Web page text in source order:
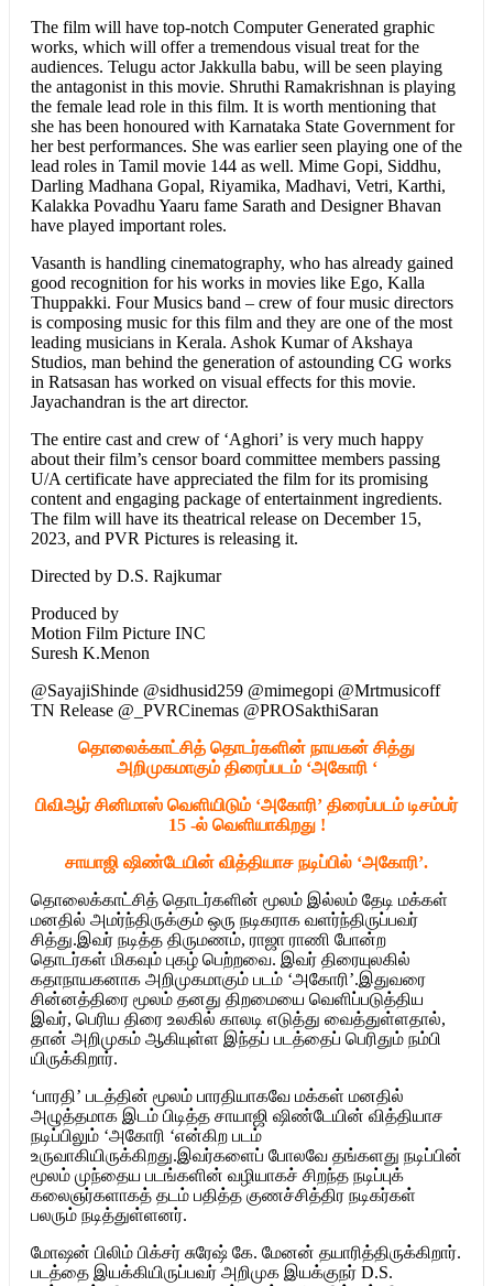
The film will have top-notch Computer Generated graphic
works, which will offer a tremendous visual treat for the
audiences. Telugu actor Jakkulla babu, will be seen playing
the antagonist in this movie. Shruthi Ramakrishnan is playing
the female lead role in this film. It is worth mentioning that
she has been honoured with Karnataka State Government for
her best performances. She was earlier seen playing one of the
lead roles in Tamil movie 144 as well. Mime Gopi, Siddhu,
Darling Madhana Gopal, Riyamika, Madhavi, Vetri, Karthi,
Kalakka Povadhu Yaaru fame Sarath and Designer Bhavan
have played important roles.
Vasanth is handling cinematography, who has already gained
good recognition for his works in movies like Ego, Kalla
Thuppakki. Four Musics band – crew of four music directors
is composing music for this film and they are one of the most
leading musicians in Kerala. Ashok Kumar of Akshaya
Studios, man behind the generation of astounding CG works
in Ratsasan has worked on visual effects for this movie.
Jayachandran is the art director.
The entire cast and crew of ‘Aghori’ is very much happy
about their film’s censor board committee members passing
U/A certificate have appreciated the film for its promising
content and engaging package of entertainment ingredients.
The film will have its theatrical release on December 15,
2023, and PVR Pictures is releasing it.
Directed by D.S. Rajkumar
Produced by
Motion Film Picture INC
Suresh K.Menon
@SayajiShinde @sidhusid259 @mimegopi @Mrtmusicoff
TN Release @_PVRCinemas @PROSakthiSaran
தொலைக்காட்சித் தொடர்களின் நாயகன் சித்து
அறிமுகமாகும் திரைப்படம் ‘அகோரி ‘
பிவிஆர் சினிமாஸ் வெளியிடும் ‘அகோரி’ திரைப்படம் டிசம்பர்
15 -ல் வெளியாகிறது !
சாயாஜி ஷிண்டேயின் வித்தியாச நடிப்பில் ‘அகோரி’.
தொலைக்காட்சித் தொடர்களின் மூலம் இல்லம் தேடி மக்கள்
மனதில் அமர்ந்திருக்கும் ஒரு நடிகராக வளர்ந்திருப்பவர்
சித்து.இவர் நடித்த திருமணம், ராஜா ராணி போன்ற
தொடர்கள் மிகவும் புகழ் பெற்றவை. இவர் திரையுலகில்
கதாநாயகனாக அறிமுகமாகும் படம் ‘அகோரி’.இதுவரை
சின்னத்திரை மூலம் தனது திறமையை வெளிப்படுத்திய
இவர், பெரிய திரை உலகில் காலடி எடுத்து வைத்துள்ளதால்,
தான் அறிமுகம் ஆகியுள்ள இந்தப் படத்தைப் பெரிதும் நம்பி
யிருக்கிறார்.
‘பாரதி’ படத்தின் மூலம் பாரதியாகவே மக்கள் மனதில்
அழுத்தமாக இடம் பிடித்த சாயாஜி ஷிண்டேயின் வித்தியாச
நடிப்பிலும் ‘அகோரி ‘என்கிற படம்
உருவாகியிருக்கிறது.இவர்களைப் போலவே தங்களது நடிப்பின்
மூலம் முந்தைய படங்களின் வழியாகச் சிறந்த நடிப்புக்
கலைஞர்களாகத் தடம் பதித்த குணச்சித்திர நடிகர்கள்
பலரும் நடித்துள்ளனர்.
மோஷன் பிலிம் பிக்சர் சுரேஷ் கே. மேனன் தயாரித்திருக்கிறார்.
படத்தை இயக்கியிருப்பவர் அறிமுக இயக்குநர் D.S.